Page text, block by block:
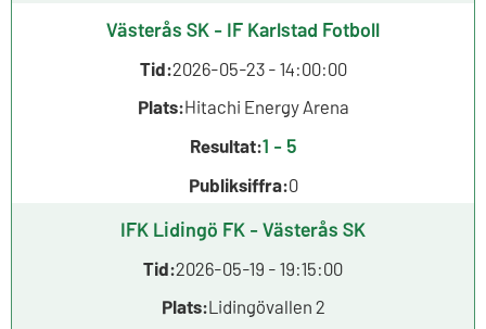
Västerås SK - IF Karlstad Fotboll
Tid:2026-05-23 - 14:00:00
Plats:Hitachi Energy Arena
Resultat:1 - 5
Publiksiffra:0
IFK Lidingö FK - Västerås SK
Tid:2026-05-19 - 19:15:00
Plats:Lidingövallen 2